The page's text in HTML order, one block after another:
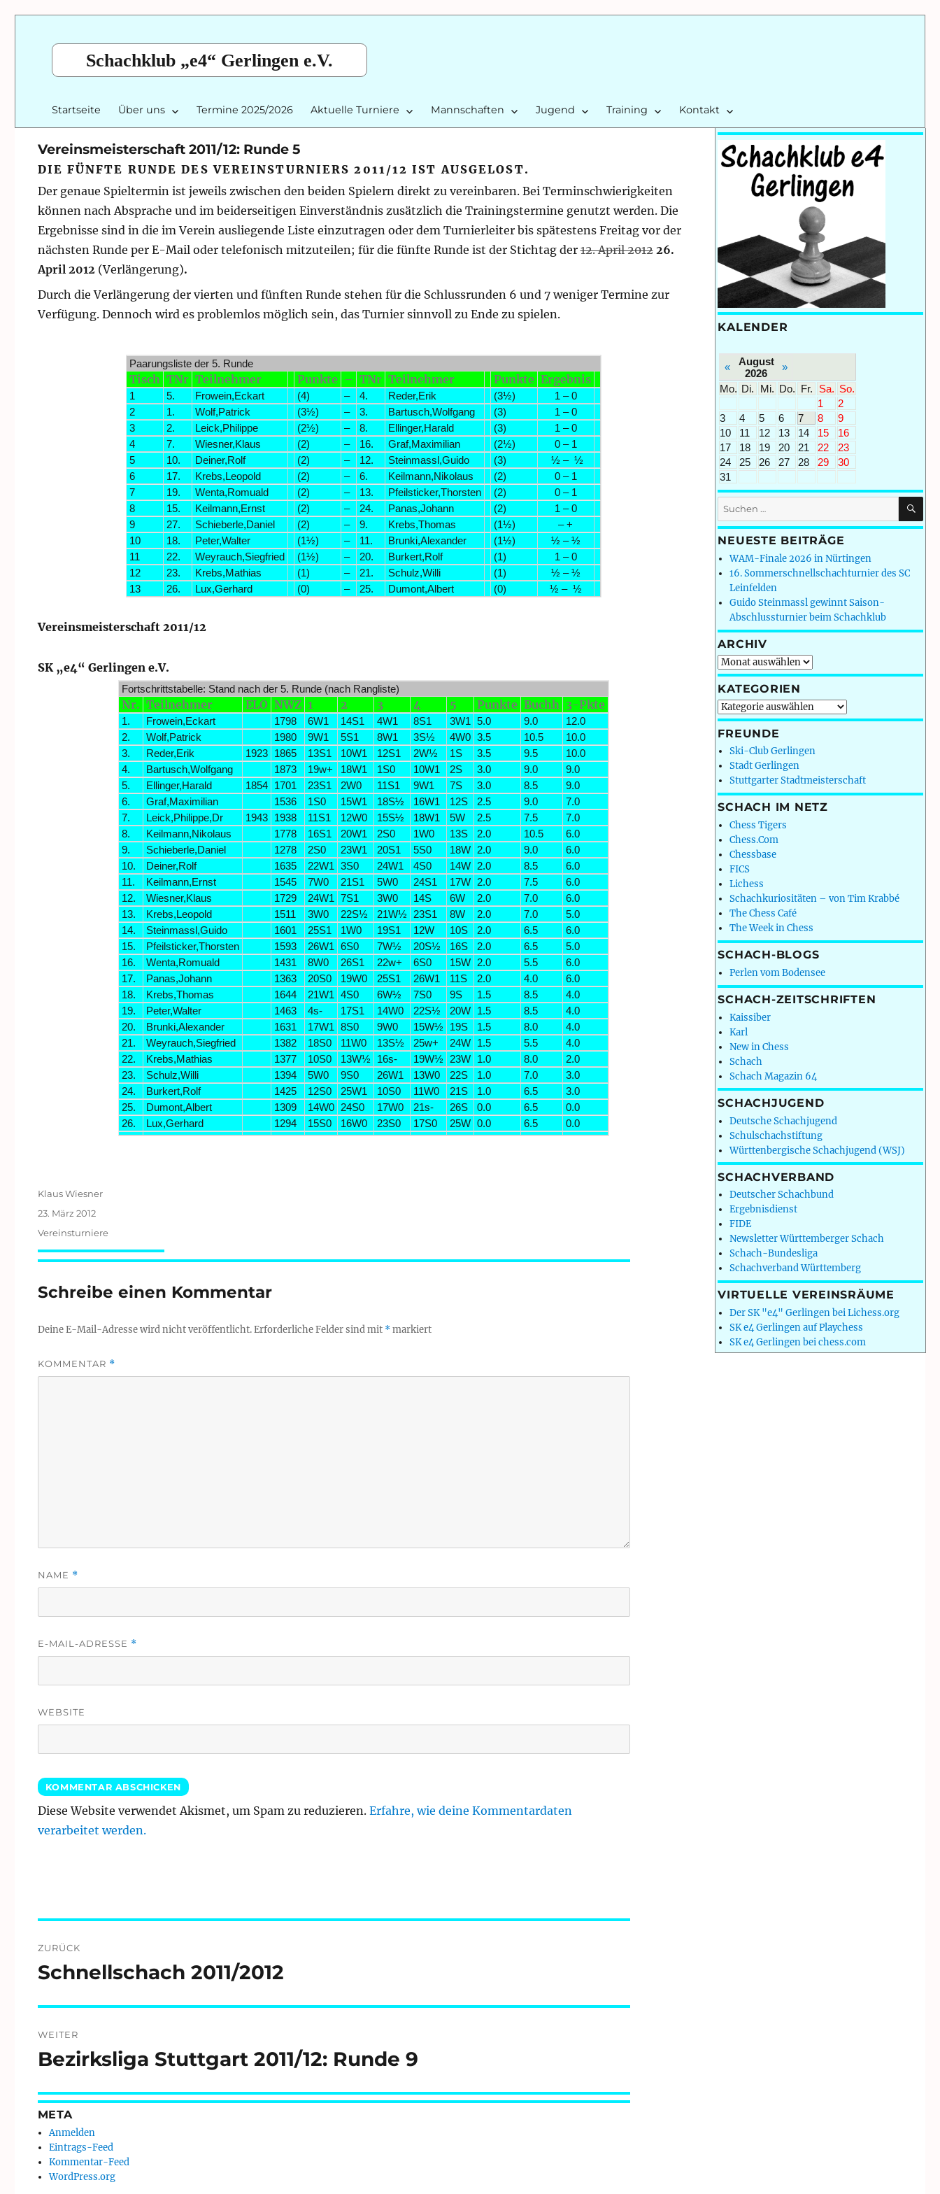
Schachklub „e4“ Gerlingen e.V.
Startseite Über uns Termine 2025/2026 Aktuelle Turniere Mannschaften Jugend Training Kontakt
Vereinsmeisterschaft 2011/12: Runde 5
DIE FÜNFTE RUNDE DES VEREINSTURNIERS 2011/12 IST AUSGELOST.
Der genaue Spieltermin ist jeweils zwischen den beiden Spielern direkt zu vereinbaren. Bei Terminschwierigkeiten
können nach Absprache und im beiderseitigen Einverständnis zusätzlich die Trainingstermine genutzt werden. Die
Ergebnisse sind in die im Verein ausliegende Liste einzutragen oder dem Turnierleiter bis spätestens Freitag vor der
nächsten Runde per E-Mail oder telefonisch mitzuteilen; für die fünfte Runde ist der Stichtag der12. April 2012 26.
April 2012(Verlängerung).
Durch die Verlängerung der vierten und fünften Runde stehen für die Schlussrunden 6 und 7 weniger Termine zur
Verfügung. Dennoch wird es problemlos möglich sein, das Turnier sinnvoll zu Ende zu spielen.
Paarungsliste der 5. Runde
Tisch TNr Teilnehmer Punkte – TNr Teilnehmer Punkte Ergebnis
1 5. Frowein,Eckart (4) – 4. Reder,Erik (3½)
1 – 0
2
1. Wolf,Patrick (3½) – 3. Bartusch,Wolfgang (3)
1 – 0
3
2. Leick,Philippe (2½) – 8. Ellinger,Harald (3)
1 – 0
4
7. Wiesner,Klaus (2) – 16. Graf,Maximilian (2½)
0 – 1
5
10. Deiner,Rolf (2) – 12. Steinmassl,Guido (3)
½ – ½
6
17. Krebs,Leopold (2) – 6. Keilmann,Nikolaus (2)
0 – 1
7
19. Wenta,Romuald (2) – 13. Pfeilsticker,Thorsten (2)
0 – 1
8
15. Keilmann,Ernst (2) – 24. Panas,Johann (2)
1 – 0
9
27. Schieberle,Daniel (2) – 9. Krebs,Thomas (1½)
– +
10
18. Peter,Walter (1½) – 11. Brunki,Alexander (1½)
½ – ½
11
22. Weyrauch,Siegfried (1½) – 20. Burkert,Rolf (1)
1 – 0
12
23. Krebs,Mathias (1) – 21. Schulz,Willi (1)
½ – ½
13
26. Lux,Gerhard (0) – 25. Dumont,Albert (0) ½ – ½
Vereinsmeisterschaft 2011/12
SK „e4“ Gerlingen e.V.
Fortschrittstabelle: Stand nach der 5. Runde (nach Rangliste)
Nr. Teilnehmer ELO NWZ 1 2 3 4 5 Punkte Buchh 3-Pkte
1. Frowein,Eckart 1798 6W1 14S1 4W1 8S1 3W1 5.0 9.0
12.0
2.
Wolf,Patrick 1980 9W1 5S1 8W1 3S½ 4W0 3.5 10.5
10.0
3.
Reder,Erik 1923 1865 13S1 10W1 12S1 2W½ 1S 3.5 9.5
10.0
4.
Bartusch,Wolfgang 1873 19w+ 18W1 1S0 10W1 2S 3.0 9.0
9.0
5.
Ellinger,Harald 1854 1701 23S1 2W0 11S1 9W1 7S 3.0 8.5
9.0
6.
Graf,Maximilian 1536 1S0 15W1 18S½ 16W1 12S 2.5 9.0
7.0
7.
Leick,Philippe,Dr 1943 1938 11S1 12W0 15S½ 18W1 5W 2.5 7.5
7.0
8.
Keilmann,Nikolaus 1778 16S1 20W1 2S0 1W0 13S 2.0 10.5
6.0
9.
Schieberle,Daniel 1278 2S0 23W1 20S1 5S0 18W 2.0 9.0
6.0
10.
Deiner,Rolf 1635 22W1 3S0 24W1 4S0 14W 2.0 8.5
6.0
11.
Keilmann,Ernst 1545 7W0 21S1 5W0 24S1 17W 2.0 7.5
6.0
12.
Wiesner,Klaus 1729 24W1 7S1 3W0 14S 6W 2.0 7.0
6.0
13.
Krebs,Leopold 1511 3W0 22S½ 21W½ 23S1 8W 2.0 7.0
5.0
14.
Steinmassl,Guido 1601 25S1 1W0 19S1 12W 10S 2.0 6.5
6.0
15.
Pfeilsticker,Thorsten 1593 26W1 6S0 7W½ 20S½ 16S 2.0 6.5
5.0
16.
Wenta,Romuald 1431 8W0 26S1 22w+ 6S0 15W 2.0 5.5
6.0
17.
Panas,Johann 1363 20S0 19W0 25S1 26W1 11S 2.0 4.0
6.0
18.
Krebs,Thomas 1644 21W1 4S0 6W½ 7S0 9S 1.5 8.5
4.0
19.
Peter,Walter 1463 4s- 17S1 14W0 22S½ 20W 1.5 8.5
4.0
20.
Brunki,Alexander 1631 17W1 8S0 9W0 15W½ 19S 1.5 8.0
4.0
21.
Weyrauch,Siegfried 1382 18S0 11W0 13S½ 25w+ 24W 1.5 5.5
4.0
22.
Krebs,Mathias 1377 10S0 13W½ 16s- 19W½ 23W 1.0 8.0
2.0
23.
Schulz,Willi 1394 5W0 9S0 26W1 13W0 22S 1.0 7.0
3.0
24.
Burkert,Rolf 1425 12S0 25W1 10S0 11W0 21S 1.0 6.5
3.0
25.
Dumont,Albert 1309 14W0 24S0 17W0 21s- 26S 0.0 6.5
0.0
26.
Lux,Gerhard 1294 15S0 16W0 23S0 17S0 25W 0.0 6.5 0.0
Autor
Klaus Wiesner
Veröffentlicht
am
23. März 2012
Kategorien
Vereinsturniere
Schreibe einen Kommentar
Deine E-Mail-Adresse wird nicht veröffentlicht. Erforderliche Felder sind mit *markiert
KOMMENTAR *
NAME *
E-MAIL-ADRESSE *
WEBSITE
Diese Website verwendet Akismet, um Spam zu reduzieren. Erfahre, wie deine Kommentardaten
verarbeitet werden.
ZURÜCK
Vorheriger
Schnellschach 2011/2012
WEITER
Nächster
Bezirksliga Stuttgart 2011/12: Runde 9
META
Anmelden
Eintrags-Feed
Kommentar-Feed
WordPress.org
KALENDER
«
August
2026
»
Mo. Di. Mi. Do. Fr. Sa. So.
1
2
3
4 5 6 7 8
9
10
11 12 13 14 15
16
17
18 19 20 21 22
23
24
25 26 27 28 29
30
31
Suchen
nach:
NEUESTE BEITRÄGE
WAM-Finale 2026 in Nürtingen
16. Sommerschnellschachturnier des SC
Leinfelden
Guido Steinmassl gewinnt Saison-
Abschlussturnier beim Schachklub
ARCHIV
Archiv
KATEGORIEN
Kategorien
FREUNDE
Ski-Club Gerlingen
Stadt Gerlingen
Stuttgarter Stadtmeisterschaft
SCHACH IM NETZ
Chess Tigers
Chess.Com
Chessbase
FICS
Lichess
Schachkuriositäten – von Tim Krabbé
The Chess Café
The Week in Chess
SCHACH-BLOGS
Perlen vom Bodensee
SCHACH-ZEITSCHRIFTEN
Kaissiber
Karl
New in Chess
Schach
Schach Magazin 64
SCHACHJUGEND
Deutsche Schachjugend
Schulschachstiftung
Württenbergische Schachjugend (WSJ)
SCHACHVERBAND
Deutscher Schachbund
Ergebnisdienst
FIDE
Newsletter Württemberger Schach
Schach-Bundesliga
Schachverband Württemberg
VIRTUELLE VEREINSRÄUME
Der SK "e4" Gerlingen bei Lichess.org
SK e4 Gerlingen auf Playchess
SK e4 Gerlingen bei chess.com